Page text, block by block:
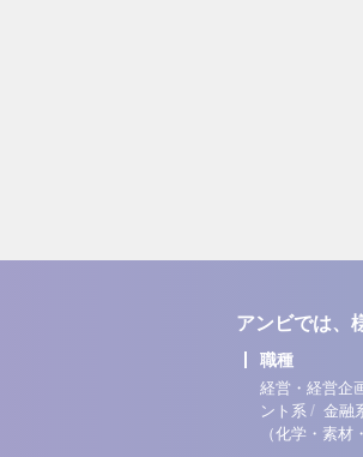
アンビでは、
職種
経営・経営企
ント系 / 金融
（化学・素材